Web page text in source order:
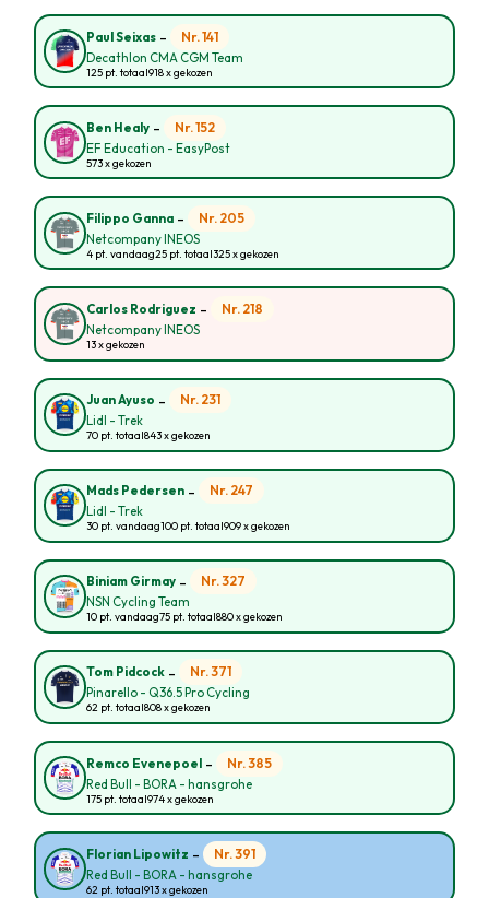
Paul Seixas - Nr. 141
Decathlon CMA CGM Team
125 pt. totaal918 x gekozen
Ben Healy - Nr. 152
EF Education - EasyPost
573 x gekozen
Filippo Ganna - Nr. 205
Netcompany INEOS
4 pt. vandaag25 pt. totaal325 x gekozen
Carlos Rodriguez - Nr. 218
Netcompany INEOS
13 x gekozen
Juan Ayuso - Nr. 231
Lidl - Trek
70 pt. totaal843 x gekozen
Mads Pedersen - Nr. 247
Lidl - Trek
30 pt. vandaag100 pt. totaal909 x gekozen
Biniam Girmay - Nr. 327
NSN Cycling Team
10 pt. vandaag75 pt. totaal880 x gekozen
Tom Pidcock - Nr. 371
Pinarello - Q36.5 Pro Cycling
62 pt. totaal808 x gekozen
Remco Evenepoel - Nr. 385
Red Bull - BORA - hansgrohe
175 pt. totaal974 x gekozen
Florian Lipowitz - Nr. 391
Red Bull - BORA - hansgrohe
62 pt. totaal913 x gekozen